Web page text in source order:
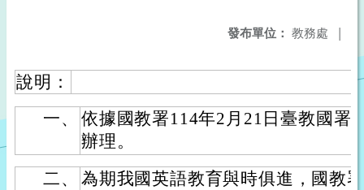
發布單位： 教務處 |
說明：
一、
依據國教署114年2月21日臺教國署
辦理。
二、
為期我國英語教育與時俱進，國教